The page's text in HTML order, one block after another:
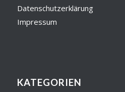
Datenschutzerklärung
Impressum
KATEGORIEN